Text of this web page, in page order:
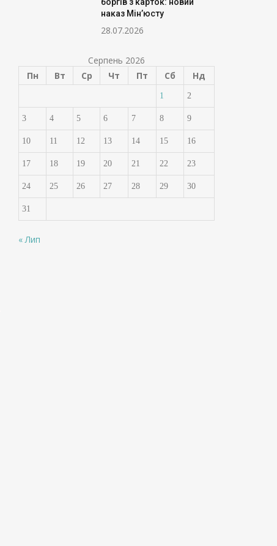
наказ Мін’юсту
28.07.2026
Серпень 2026
Пн
Вт Ср Чт Пт Сб Нд
1 2
3 4 5 6 7 8 9
10 11 12 13 14 15 16
17 18 19 20 21 22 23
24 25 26 27 28 29 30
31
« Лип